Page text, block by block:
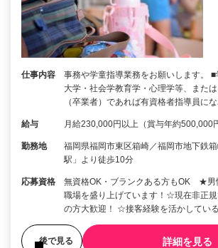
仕事内容
事務や学童指導業務をお願いします。 ■
大学・社会学教育学・心理学等、また
（卒業者）であれば有資格者指導員に
給与 月給230,000円以上（賞与年約500,000
勤務地
福岡県福岡市東区箱崎／福岡市地下鉄
駅」より徒歩10分
応募資格
無資格OK・ブランクある方もOK ★男
職場を盛り上げています！☆現在非正規
の方大歓迎！ ☆接客経験を活かしてい
後で見る 詳細を見る